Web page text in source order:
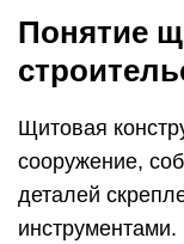
Понятие
Щитовая
сооружение,
деталей